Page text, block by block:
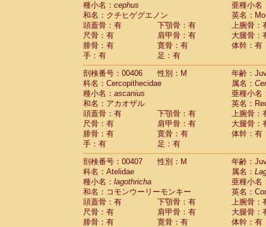
種小名： cephus
亜種小名
和名：クチヒゲグエノン
英名：
頭蓋骨：有
下顎骨：有
上腕骨：
尺骨：有
肩甲骨：有
大腿骨：
腓骨：有
寛骨：有
体幹：有
手：有
足：有
剖検番号：00406
性別：M
年齢：
科名：Cercopithecidae
属名：
種小名： ascanius
亜種小名
和名：アカオザル
英名：
頭蓋骨：有
下顎骨：有
上腕骨：
尺骨：有
肩甲骨：有
大腿骨：
腓骨：有
寛骨：有
体幹：有
手：有
足：有
剖検番号：00407
性別：M
年齢：
科名：Atelidae
属名：
種小名： lagothricha
亜種小名
和名：コモンウーリーモンキー
英名：
頭蓋骨：有
下顎骨：有
上腕骨：
尺骨：有
肩甲骨：有
大腿骨：
腓骨：有
寛骨：有
体幹：有